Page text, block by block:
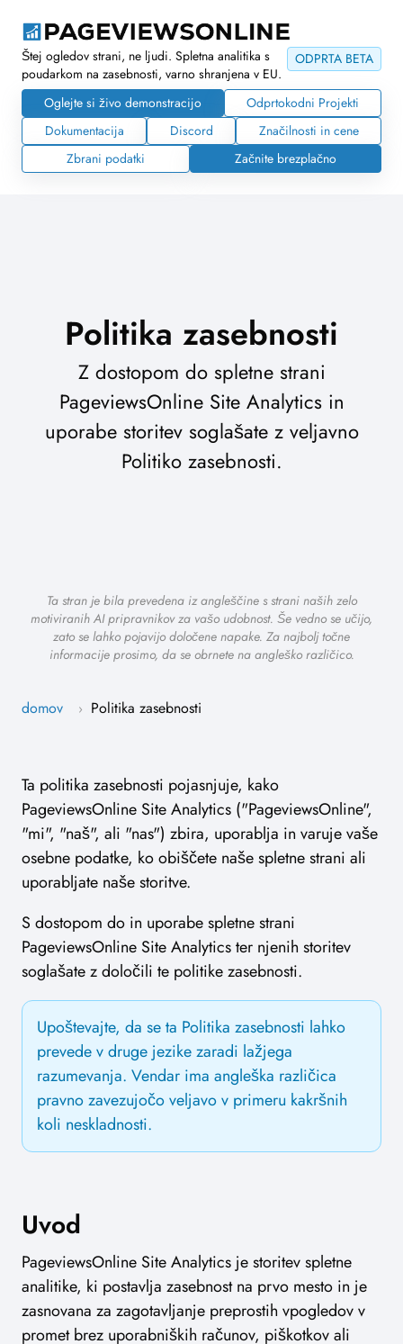
ODPRTA BETA
Štej ogledov strani, ne ljudi. Spletna analitika s
poudarkom na zasebnosti, varno shranjena v EU.
Oglejte si živo demonstracijo
Odprtokodni Projekti
Dokumentacija
Discord
Značilnosti in cene
Zbrani podatki
Začnite brezplačno
Politika zasebnosti
Z dostopom do spletne strani
PageviewsOnline Site Analytics in
uporabe storitev soglašate z veljavno
Politiko zasebnosti.
Ta stran je bila prevedena iz angleščine s strani naših zelo
motiviranih AI pripravnikov za vašo udobnost. Še vedno se učijo,
zato se lahko pojavijo določene napake. Za najbolj točne
informacije prosimo, da se obrnete na angleško različico.
domov › Politika zasebnosti
Ta politika zasebnosti pojasnjuje, kako
PageviewsOnline Site Analytics ("PageviewsOnline",
"mi", "naš", ali "nas") zbira, uporablja in varuje vaše
osebne podatke, ko obiščete naše spletne strani ali
uporabljate naše storitve.
S dostopom do in uporabe spletne strani
PageviewsOnline Site Analytics ter njenih storitev
soglašate z določili te politike zasebnosti.
Upoštevajte, da se ta Politika zasebnosti lahko
prevede v druge jezike zaradi lažjega
razumevanja. Vendar ima angleška različica
pravno zavezujočo veljavo v primeru kakršnih
koli neskladnosti.
Uvod
PageviewsOnline Site Analytics je storitev spletne
analitike, ki postavlja zasebnost na prvo mesto in je
zasnovana za zagotavljanje preprostih vpogledov v
promet brez uporabniških računov, piškotkov ali